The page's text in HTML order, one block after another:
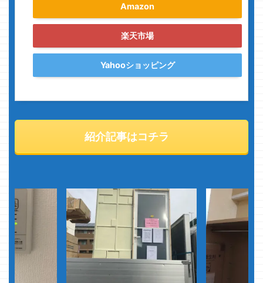
Amazon
楽天市場
Yahooショッピング
紹介記事はコチラ